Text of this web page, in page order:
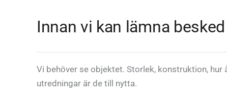
Innan vi kan lämna besked
Vi behöver se objektet. Storlek, konstruktion,
utredningar är de till nytta.